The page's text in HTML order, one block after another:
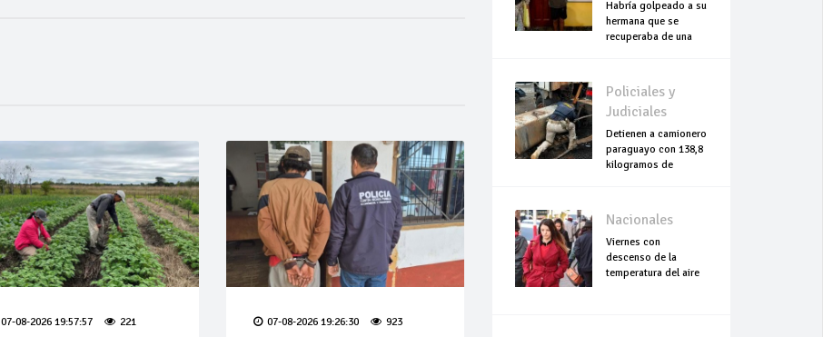
07-08-2026 19:57:57 221 07-08-2026 19:26:30 923
Habría golpeado a su
hermana que se
recuperaba de una
Policiales y
Judiciales
Detienen a camionero
paraguayo con 138,8
kilogramos de
Nacionales
Viernes con
descenso de la
temperatura del aire